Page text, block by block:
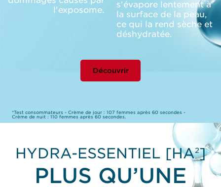
l'exposome.
s'évapore lentement à
la surface de la peau,
ce qui la rend sèche et
déshydratée.
Découvrir
*Test consommateurs - Crème de jour : 107 femmes après 60 secondes -
Crème de nuit : 110 femmes après 60 secondes.
HYDRA-ESSENTIEL [HA2]
PLUS QU’UNE